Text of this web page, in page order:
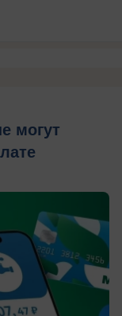
могут